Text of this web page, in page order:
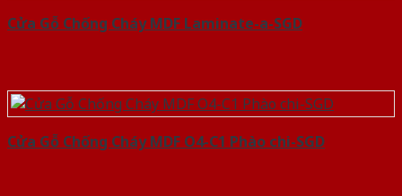
Cửa Gỗ Chống Cháy MDF Laminate-a-SGD
Cửa Gỗ Chống Cháy MDF O4-C1 Phào chi-SGD